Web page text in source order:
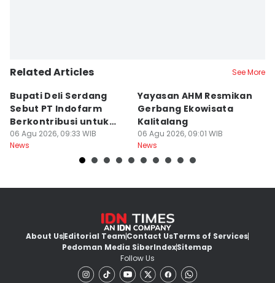
Related Articles See More
Bupati Deli Serdang
Sebut PT Indofarm
Berkontribusi untuk
Perekonomian
06 Agu 2026, 09:33 WIB
News
Yayasan AHM Resmikan
Gerbang Ekowisata
Kalitalang
06 Agu 2026, 09:01 WIB
News
About UsEditorial TeamContact UsTerms of Services
Pedoman Media SiberIndexSitemap
Follow Us